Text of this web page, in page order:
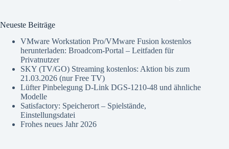
Neueste Beiträge
VMware Workstation Pro/VMware Fusion kostenlos
herunterladen: Broadcom-Portal – Leitfaden für
Privatnutzer
SKY (TV/GO) Streaming kostenlos: Aktion bis zum
21.03.2026 (nur Free TV)
Lüfter Pinbelegung D-Link DGS-1210-48 und ähnliche
Modelle
Satisfactory: Speicherort – Spielstände,
Einstellungsdatei
Frohes neues Jahr 2026